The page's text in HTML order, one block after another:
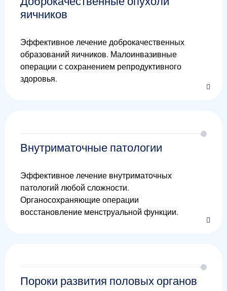
яичников
Эффективное лечение доброкачественных
образований яичников. Малоинвазивные
операции с сохранением репродуктивного
здоровья.
Внутриматочные патологии
Эффективное лечение внутриматочных
патологий любой сложности.
Органосохраняющие операции
восстановление менструальной функции.
Пороки развития половых органов